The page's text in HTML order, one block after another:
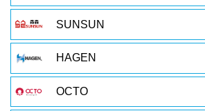
SUNSUN
HAGEN
OCTO